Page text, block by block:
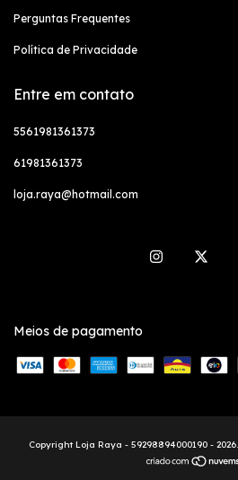
Perguntas Frequentes
Política de Privacidade
Entre em contato
5561981361373
61981361373
loja.raya@hotmail.com
Meios de pagamento
Copyright Loja Raya - 59298894000190 -